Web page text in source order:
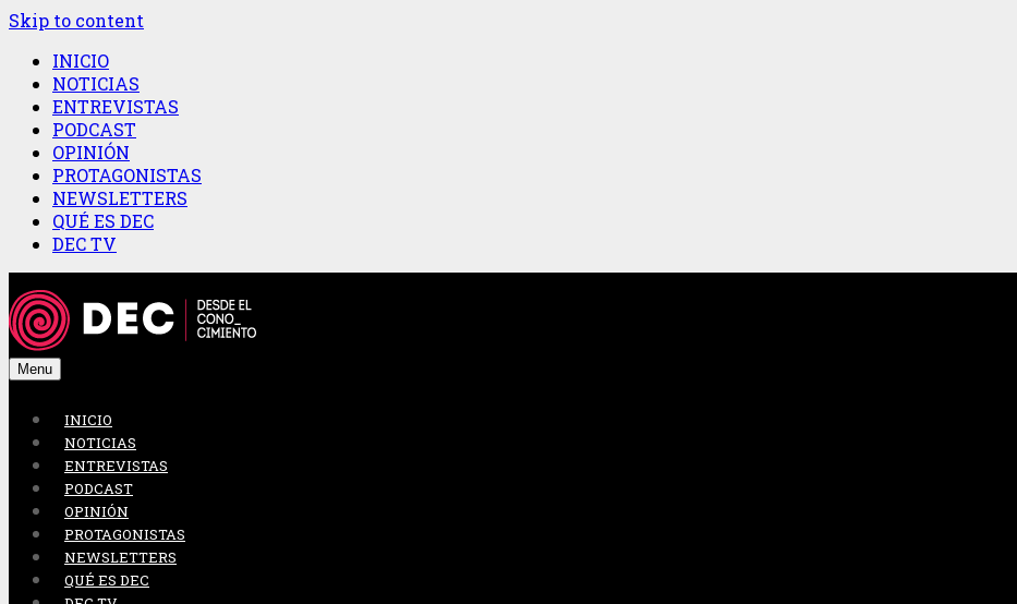
Skip to content
INICIO
NOTICIAS
ENTREVISTAS
PODCAST
OPINIÓN
PROTAGONISTAS
NEWSLETTERS
QUÉ ES DEC
DEC TV
Menu
INICIO
NOTICIAS
ENTREVISTAS
PODCAST
OPINIÓN
PROTAGONISTAS
NEWSLETTERS
QUÉ ES DEC